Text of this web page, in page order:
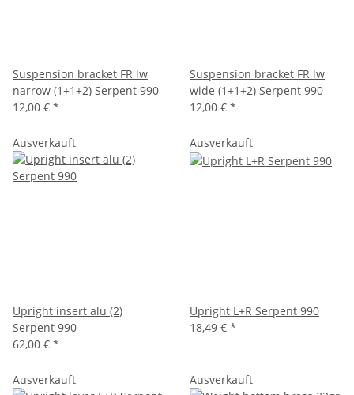
Suspension bracket FR lw
narrow (1+1+2) Serpent 990
12,00 € *
Suspension bracket FR lw
wide (1+1+2) Serpent 990
12,00 € *
Ausverkauft
Upright insert alu (2)
Serpent 990
62,00 € *
Ausverkauft
Upright L+R Serpent 990
18,49 € *
Ausverkauft Ausverkauft